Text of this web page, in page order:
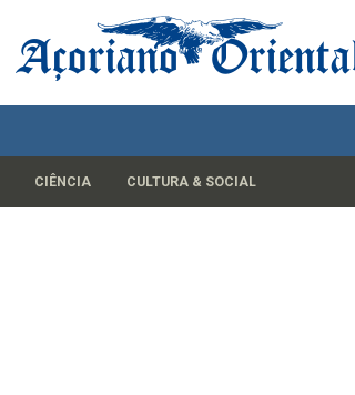
CIÊNCIA CULTURA & SOCIAL